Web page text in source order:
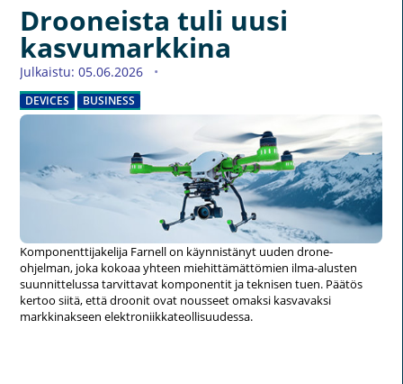
Drooneista tuli uusi
kasvumarkkina
Julkaistu: 05.06.2026
DEVICES BUSINESS
Komponenttijakelija Farnell on käynnistänyt uuden drone-
ohjelman, joka kokoaa yhteen miehittämättömien ilma-alusten
suunnittelussa tarvittavat komponentit ja teknisen tuen. Päätös
kertoo siitä, että droonit ovat nousseet omaksi kasvavaksi
markkinakseen elektroniikkateollisuudessa.